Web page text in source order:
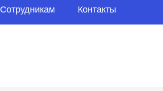
Сотрудникам Контакты